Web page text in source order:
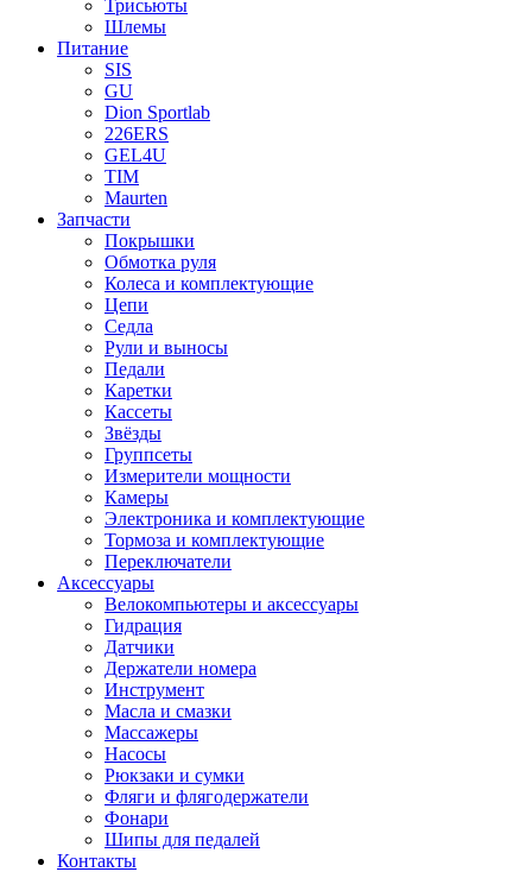
Трисьюты
Шлемы
Питание
SIS
GU
Dion Sportlab
226ERS
GEL4U
TIM
Maurten
Запчасти
Покрышки
Обмотка руля
Колеса и комплектующие
Цепи
Седла
Рули и выносы
Педали
Каретки
Кассеты
Звёзды
Группсеты
Измерители мощности
Камеры
Электроника и комплектующие
Тормоза и комплектующие
Переключатели
Аксессуары
Велокомпьютеры и аксессуары
Гидрация
Датчики
Держатели номера
Инструмент
Масла и смазки
Массажеры
Насосы
Рюкзаки и сумки
Фляги и флягодержатели
Фонари
Шипы для педалей
Контакты